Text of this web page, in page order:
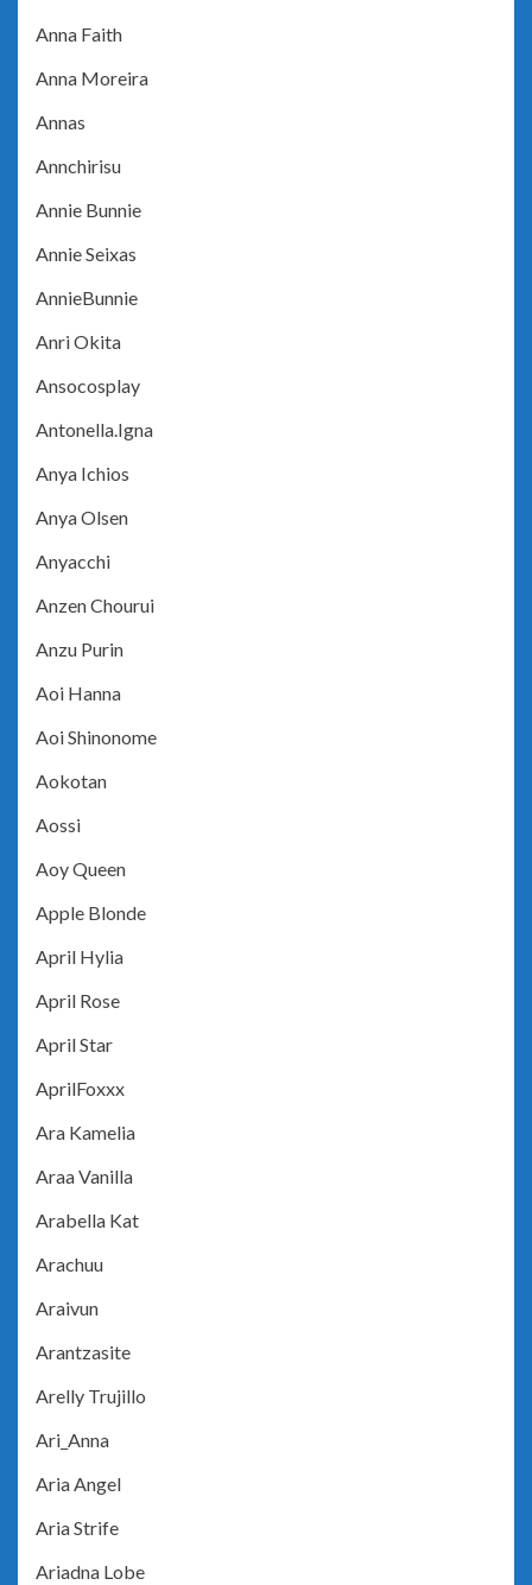
Anna Faith
Anna Moreira
Annas
Annchirisu
Annie Bunnie
Annie Seixas
AnnieBunnie
Anri Okita
Ansocosplay
Antonella.Igna
Anya Ichios
Anya Olsen
Anyacchi
Anzen Chourui
Anzu Purin
Aoi Hanna
Aoi Shinonome
Aokotan
Aossi
Aoy Queen
Apple Blonde
April Hylia
April Rose
April Star
AprilFoxxx
Ara Kamelia
Araa Vanilla
Arabella Kat
Arachuu
Araivun
Arantzasite
Arelly Trujillo
Ari_Anna
Aria Angel
Aria Strife
Ariadna Lobe